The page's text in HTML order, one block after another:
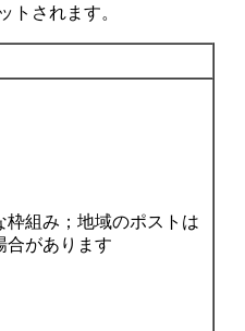
トされます。
枠組み；地域のポストは
合があります